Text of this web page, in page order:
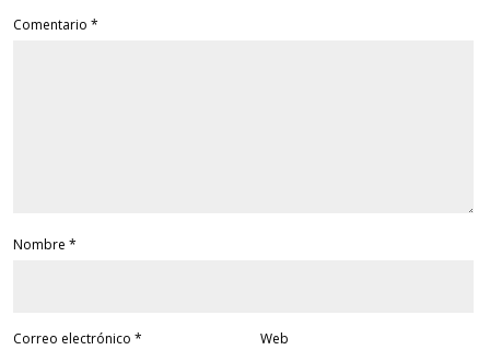
Comentario *
Nombre *
Correo electrónico * Web